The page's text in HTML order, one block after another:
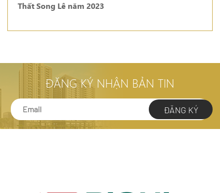
Thất Song Lê năm 2023
ĐĂNG KÝ NHẬN BẢN TIN